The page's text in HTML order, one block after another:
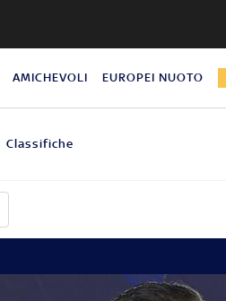
AMICHEVOLI EUROPEI NUOTO
Classifiche